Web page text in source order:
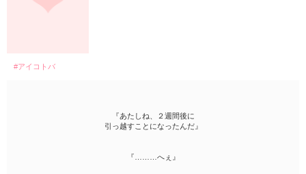
#アイコトバ
『あたしね、２週間後に
引っ越すことになったんだ』
『………へぇ』